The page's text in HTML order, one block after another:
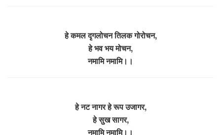
हे कमल दृगलोचन तिलक गोरोचन,
हे भव भय मोचन,
नमामि नमामि।।
हे नट नागर हे रूप उजागर,
हे सुख सागर,
नमामि नमामि।।